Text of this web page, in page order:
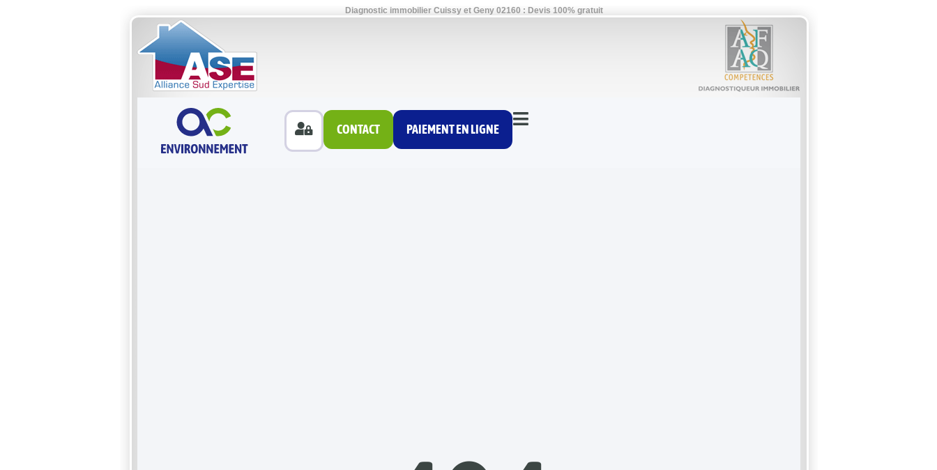
Diagnostic immobilier Cuissy et Geny 02160 : Devis 100% gratuit